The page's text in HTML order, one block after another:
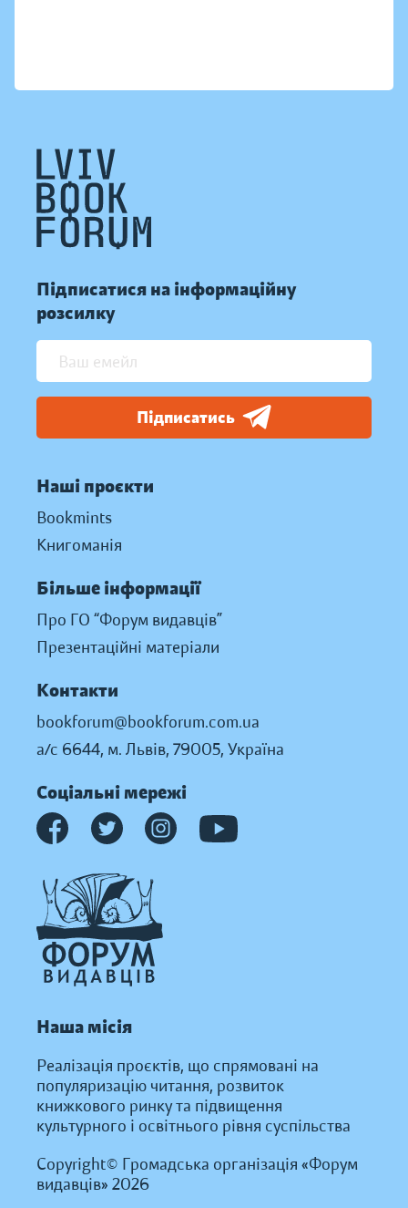
Підписатися на інформаційну
розсилку
Підписатись
Наші проєкти
Bookmints
Книгоманія
Більше інформації
Про ГО “Форум видавців”
Презентаційні матеріали
Контакти
bookforum@bookforum.com.ua
а/с 6644, м. Львів, 79005, Україна
Соціальні мережі
Наша місія
Реалізація проєктів, що спрямовані на
популяризацію читання, розвиток
книжкового ринку та підвищення
культурного і освітнього рівня суспільства
Copyright© Громадська організація «Форум
видавців» 2026